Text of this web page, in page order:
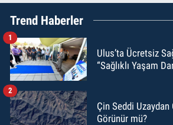
Trend Haberler
Ulus’ta Ücretsiz
“Sağlıklı Yaşam
1
Çin Seddi Uzaydan
Görünür mü?
2